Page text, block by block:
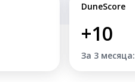
DuneScore
+10
За 3 месяца: